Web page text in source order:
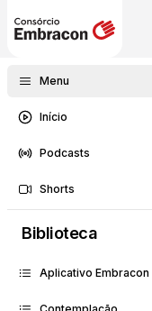
Menu
Início
Podcasts
Shorts
Biblioteca
Aplicativo Embracon